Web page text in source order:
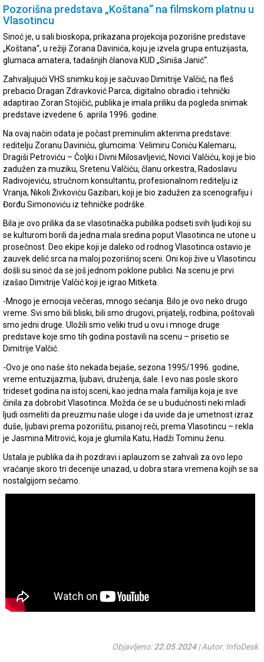
Pozorišna predstava „Koštana“ na filmskom platnu u
Vlasotincu
Sinoć je, u sali bioskopa, prikazana projekcija pozorišne predstave
„Koštana“, u režiji Zorana Davinića, koju je izvela grupa entuzijasta,
glumaca amatera, tadašnjih članova KUD „Siniša Janić“.
Zahvaljujući VHS snimku koji je sačuvao Dimitrije Valčić, na fleš
prebacio Dragan Zdravković Parca, digitalno obradio i tehnički
adaptirao Zoran Stojičić, publika je imala priliku da pogleda snimak
predstave izvedene 6. aprila 1996. godine.
Na ovaj način odata je počast preminulim akterima predstave:
reditelju Zoranu Daviniću, glumcima: Velimiru Coniću Kalemaru,
Dragiši Petroviću – Čoljki i Divni Milosavljević, Novici Valčiću, koji je bio
zadužen za muziku, Sretenu Valčiću, članu orkestra, Radoslavu
Radivojeviću, stručnom konsultantu, profesionalnom reditelju iz
Vranja, Nikoli Živkoviću Gazibari, koji je bio zadužen za scenografiju i
Đorđu Simonoviću iz tehničke podrške.
Bila je ovo prilika da se vlasotinačka pubilika podseti svih ljudi koji su
se kulturom borili da jedna mala sredina poput Vlasotinca ne utone u
prosečnost. Deo ekipe koji je daleko od rodnog Vlasotinca ostavio je
zauvek delić srca na maloj pozorišnoj sceni. Oni koji žive u Vlasotincu
došli su sinoć da se još jednom poklone publici. Na scenu je prvi
izašao Dimitrije Valčić koji je igrao Mitketa.
-Mnogo je emocija večeras, mnogo sećanja. Bilo je ovo neko drugo
vreme. Svi smo bili bliski, bili smo drugovi, prijatelji, rodbina, poštovali
smo jedni druge. Uložili smo veliki trud u ovu i mnoge druge
predstave koje smo tih godina postavili na scenu – prisetio se
Dimitrije Valčić.
-Ovo je ono naše što nekada bejaše, sezona 1995/1996. godine,
vreme entuzijazma, ljubavi, druženja, šale. I evo nas posle skoro
trideset godina na istoj sceni, kao jedna mala familija koja je sve
činila za dobrobit Vlasotinca. Možda će se u budućnosti neki mladi
ljudi osmeliti da preuzmu naše uloge i da uvide da je umetnost izraz
duše, ljubavi prema pozorištu, pisanoj reči, prema Vlasotincu – rekla
je Jasmina Mitrović, koja je glumila Katu, Hadži Tominu ženu.
Ustala je publika da ih pozdravi i aplauzom se zahvali za ovo lepo
vraćanje skoro tri decenije unazad, u dobra stara vremena kojih se sa
nostalgijom sećamo.
Objavljeno:22.05.2024| Autor: InfoDesk